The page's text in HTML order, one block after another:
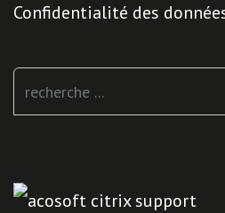
Confidentialité des